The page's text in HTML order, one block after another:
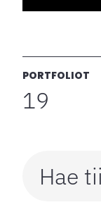
PORTFOLIOT
19